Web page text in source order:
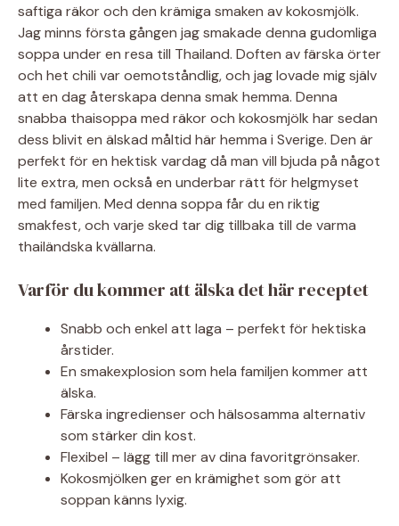
saftiga räkor och den krämiga smaken av kokosmjölk.
Jag minns första gången jag smakade denna gudomliga
soppa under en resa till Thailand. Doften av färska örter
och het chili var oemotståndlig, och jag lovade mig själv
att en dag återskapa denna smak hemma. Denna
snabba thaisoppa med räkor och kokosmjölk har sedan
dess blivit en älskad måltid här hemma i Sverige. Den är
perfekt för en hektisk vardag då man vill bjuda på något
lite extra, men också en underbar rätt för helgmyset
med familjen. Med denna soppa får du en riktig
smakfest, och varje sked tar dig tillbaka till de varma
thailändska kvällarna.
Varför du kommer att älska det här receptet
Snabb och enkel att laga – perfekt för hektiska
årstider.
En smakexplosion som hela familjen kommer att
älska.
Färska ingredienser och hälsosamma alternativ
som stärker din kost.
Flexibel – lägg till mer av dina favoritgrönsaker.
Kokosmjölken ger en krämighet som gör att
soppan känns lyxig.